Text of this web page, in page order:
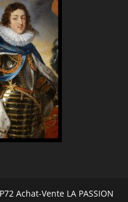
Achat-Vente LA PASSION